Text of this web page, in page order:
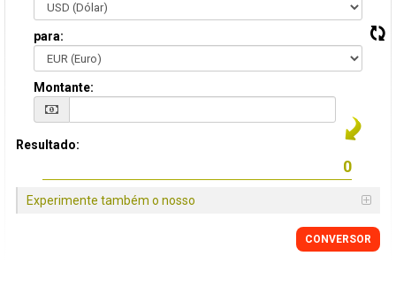
para:
Montante:
Resultado:
Experimente também o nosso
CONVERSOR